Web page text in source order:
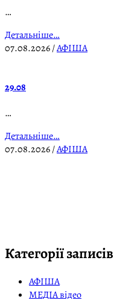
…
Детальніше…
07.08.2026/АФІША
29.08
…
Детальніше…
07.08.2026/АФІША
Категорії записів
АФІША
МЕДІА відео